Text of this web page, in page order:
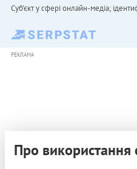
Cуб'єкт у сфері онлайн-медіа;
РЕКЛАМА
Про використання